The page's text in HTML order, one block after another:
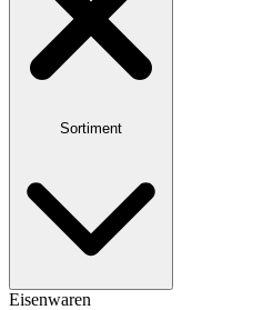
Sortiment
Eisenwaren